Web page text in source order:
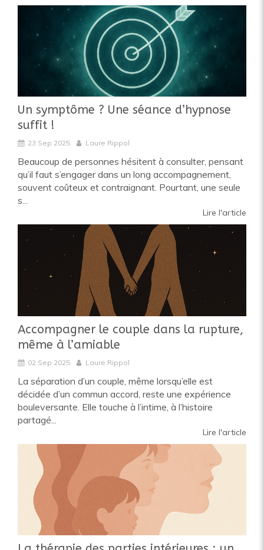
Un symptôme ? Une séance d’hypnose
suffit !
23 Sep 2025 Laure Rippol
Beaucoup de personnes hésitent à consulter, pensant
qu’il faut s’engager dans un long accompagnement,
souvent coûteux et contraignant. Pourtant, une seule
s...
Lire l'article
Accompagner le couple dans la rupture,
même à l’amiable
02 Sep 2025 Laure Rippol
La séparation d’un couple, même lorsqu’elle est
décidée d’un commun accord, reste une expérience
bouleversante. Elle touche à l’intime, à l’histoire
partagé...
Lire l'article